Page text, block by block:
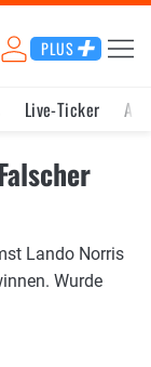
PLUS
Live-Ticker
Lando Norris
Wurde